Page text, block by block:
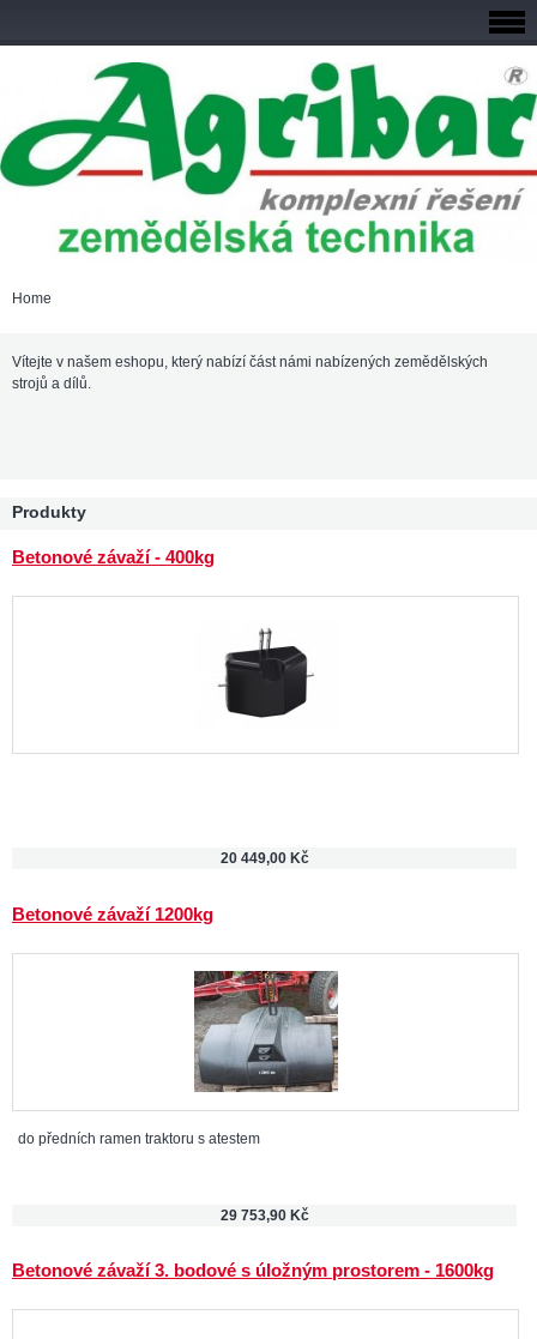
Home
Vítejte v našem eshopu, který nabízí část námi nabízených zemědělských
strojů a dílů.
Produkty
Betonové závaží - 400kg
20 449,00 Kč
Betonové závaží 1200kg
do předních ramen traktoru s atestem
29 753,90 Kč
Betonové závaží 3. bodové s úložným prostorem - 1600kg